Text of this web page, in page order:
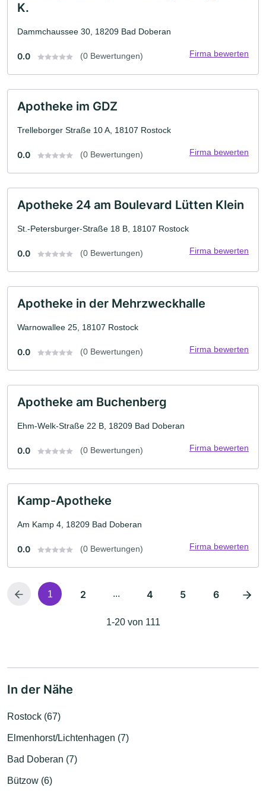
K.
Dammchaussee 30, 18209 Bad Doberan
0.0 (0 Bewertungen) Firma bewerten
Apotheke im GDZ
Trelleborger Straße 10 A, 18107 Rostock
0.0 (0 Bewertungen) Firma bewerten
Apotheke 24 am Boulevard Lütten Klein
St.-Petersburger-Straße 18 B, 18107 Rostock
0.0 (0 Bewertungen) Firma bewerten
Apotheke in der Mehrzweckhalle
Warnowallee 25, 18107 Rostock
0.0 (0 Bewertungen) Firma bewerten
Apotheke am Buchenberg
Ehm-Welk-Straße 22 B, 18209 Bad Doberan
0.0 (0 Bewertungen) Firma bewerten
Kamp-Apotheke
Am Kamp 4, 18209 Bad Doberan
0.0 (0 Bewertungen) Firma bewerten
1 2 ... 4 5 6
1-20 von 111
In der Nähe
Rostock (67)
Elmenhorst/Lichtenhagen (7)
Bad Doberan (7)
Bützow (6)